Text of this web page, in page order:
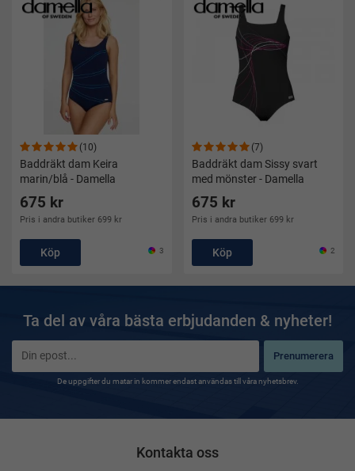
(10)
Baddräkt dam Keira
marin/blå - Damella
675 kr
Pris i andra butiker 699 kr
Köp 3
(7)
Baddräkt dam Sissy svart
med mönster - Damella
675 kr
Pris i andra butiker 699 kr
Köp 2
Ta del av våra bästa erbjudanden & nyheter!
Prenumerera
De uppgifter du matar in kommer endast användas till våra nyhetsbrev.
Kontakta oss